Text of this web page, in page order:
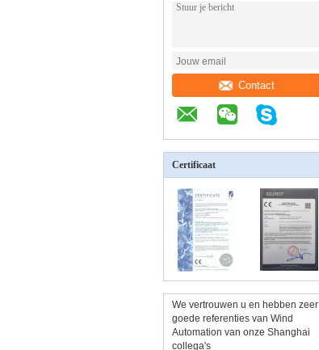
Contact
Certificaat
We vertrouwen u en hebben zeer
goede referenties van Wind
Automation van onze Shanghai
collega's